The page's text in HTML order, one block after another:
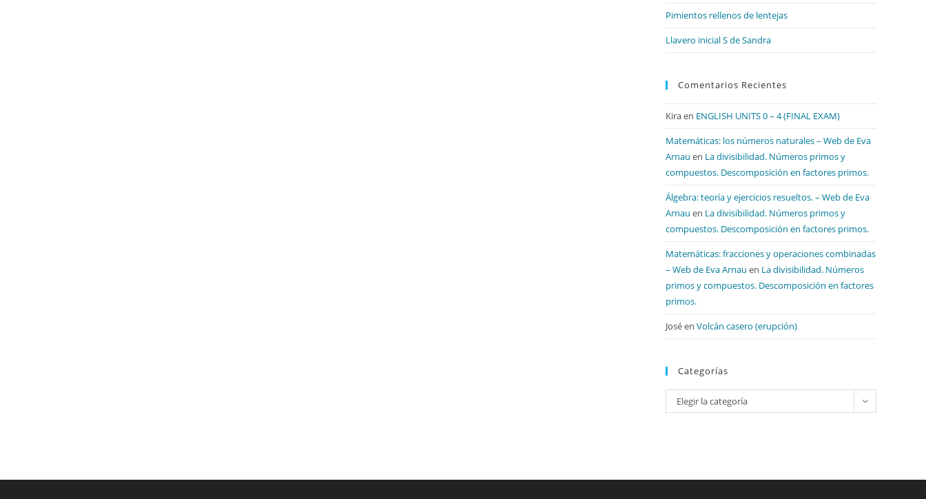
Pimientos rellenos de lentejas
Llavero inicial S de Sandra
Comentarios Recientes
Kiraen ENGLISH UNITS 0 – 4 (FINAL EXAM)
Matemáticas: los números naturales – Web de Eva
Arnau en La divisibilidad. Números primos y
compuestos. Descomposición en factores primos.
Álgebra: teoría y ejercicios resueltos. – Web de Eva
Arnau en La divisibilidad. Números primos y
compuestos. Descomposición en factores primos.
Matemáticas: fracciones y operaciones combinadas
– Web de Eva Arnau en La divisibilidad. Números
primos y compuestos. Descomposición en factores
primos.
Joséen Volcán casero (erupción)
Categorías
Categorías
Elegir la categoría